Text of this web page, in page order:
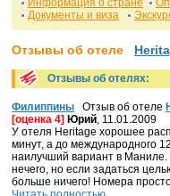
Информация о стране
Документы и виза
Отзывы об отеле
Отзывы об отелях:
Филиппины Отзыв об отеле
[оценка 4] Юрий, 11.01.2009
У отеля Heritage хорошее
минут, а до международного
наилучший вариант в
нечего, но если задаться
больше ничего! Номера